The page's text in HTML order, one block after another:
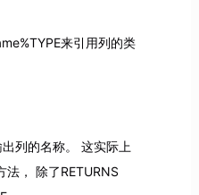
来引用列的类
列的名称。 这实际上
法， 除了RETURNS